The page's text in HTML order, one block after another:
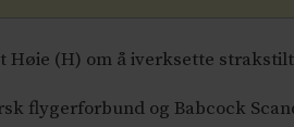
Høie (H) om å iverksette
flygerforbund og Babcock